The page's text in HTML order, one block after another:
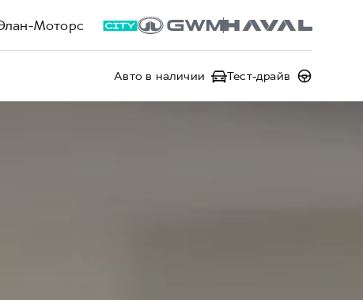
Моторс
Авто в наличии Тест-драйв